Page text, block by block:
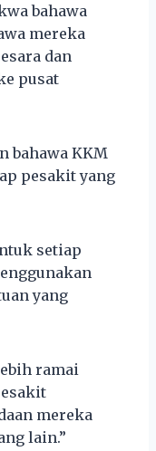
bahawa
mereka
dan
pusat
bahawa KKM
pesakit yang
setiap
yang
ramai
mereka
lain.”